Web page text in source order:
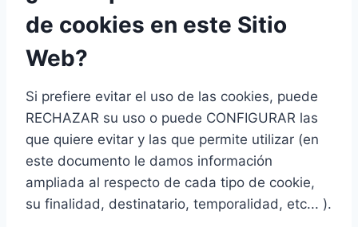
de cookies en este Sitio
Web?
Si prefiere evitar el uso de las cookies, puede
RECHAZAR su uso o puede CONFIGURAR las
que quiere evitar y las que permite utilizar (en
este documento le damos información
ampliada al respecto de cada tipo de cookie,
su finalidad, destinatario, temporalidad, etc... ).